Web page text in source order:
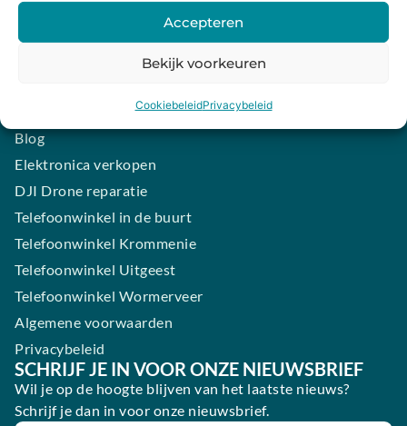
Accepteren
Bekijk voorkeuren
CookiebeleidPrivacybeleid
Garantie
iPhone laten maken
Blog
Elektronica verkopen
DJI Drone reparatie
Telefoonwinkel in de buurt
Telefoonwinkel Krommenie
Telefoonwinkel Uitgeest
Telefoonwinkel Wormerveer
Algemene voorwaarden
Privacybeleid
SCHRIJF JE IN VOOR ONZE NIEUWSBRIEF
Wil je op de hoogte blijven van het laatste nieuws?
Schrijf je dan in voor onze nieuwsbrief.